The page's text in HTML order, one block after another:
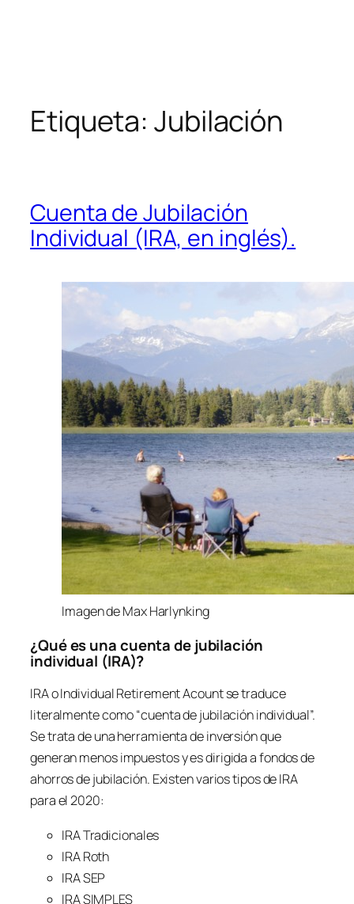
Etiqueta: Jubilación
Cuenta de Jubilación
Individual (IRA, en inglés).
Imagen de Max Harlynking
¿Qué es una cuenta de jubilación
individual (IRA)?
IRA oIndividual Retirement Acountse traduce
literalmente como “cuenta de jubilación individual”.
Se trata de una herramienta de inversión que
generan menos impuestos y es dirigida a fondos de
ahorros de jubilación. Existen varios tipos de IRA
para el 2020:
IRA Tradicionales
IRA Roth
IRA SEP
IRA SIMPLES